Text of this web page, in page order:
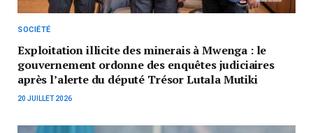
SOCIÉTÉ
Exploitation illicite des minerais à Mwenga : le
gouvernement ordonne des enquêtes judiciaires
après l’alerte du député Trésor Lutala Mutiki
20 JUILLET 2026